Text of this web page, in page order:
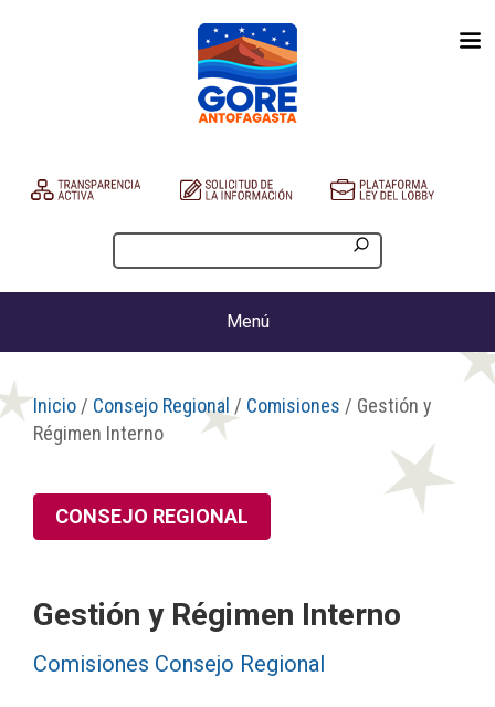
Menú
Inicio / Consejo Regional / Comisiones / Gestión y
Régimen Interno
CONSEJO REGIONAL
Gestión y Régimen Interno
Comisiones Consejo Regional